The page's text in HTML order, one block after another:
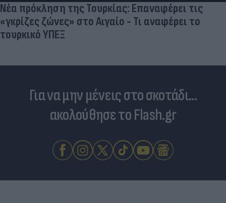
Για να μην μένεις στο σκοτάδι...
ακολούθησε το Flash.gr